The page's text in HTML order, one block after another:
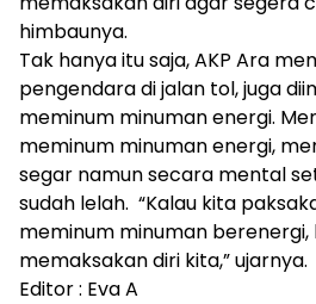
himbaunya.
Tak hanya itu saja, AKP Ara
pengendara di jalan tol, juga
meminum minuman energi.
meminum minuman energi,
segar namun secara mental
sudah lelah. “Kalau kita
meminum minuman
memaksakan diri kita,”
Editor : Eva A